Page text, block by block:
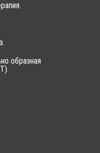
образная